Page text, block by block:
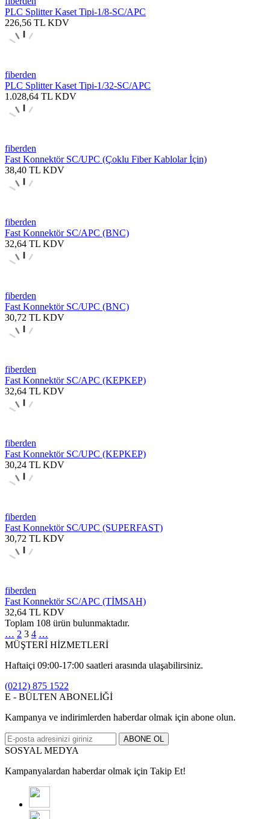
PLC Splitter Kaset Tipi-1/8-SC/APC
226,56 TL KDV
fiberden
PLC Splitter Kaset Tipi-1/32-SC/APC
1.028,64 TL KDV
fiberden
Fast Konnektör SC/UPC (Çoklu Fiber Kablolar İçin)
38,40 TL KDV
fiberden
Fast Konnektör SC/APC (BNC)
32,64 TL KDV
fiberden
Fast Konnektör SC/UPC (BNC)
30,72 TL KDV
fiberden
Fast Konnektör SC/APC (KEPKEP)
32,64 TL KDV
fiberden
Fast Konnektör SC/UPC (KEPKEP)
30,24 TL KDV
fiberden
Fast Konnektör SC/UPC (SUPERFAST)
30,72 TL KDV
fiberden
Fast Konnektör SC/APC (TİMSAH)
32,64 TL KDV
Toplam 108 ürün bulunmaktadır.
… 2 3 4 …
MÜŞTERİ HİZMETLERİ
Haftaiçi 09:00-17:00 saatleri arasında ulaşabilirsiniz.
(0212) 875 1522
E - BÜLTEN ABONELİĞİ
Kampanya ve indirimlerden haberdar olmak için abone olun.
ABONE OL
SOSYAL MEDYA
Kampanyalardan haberdar olmak için Takip Et!